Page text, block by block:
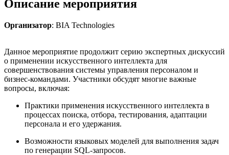
Описание мероприятия
Организатор: BIA Technologies
Данное мероприятие продолжит серию экспертных дискуссий
о применении искусственного интеллекта для
совершенствования системы управления персоналом и
бизнес-командами. Участники обсудят многие важные
вопросы, включая:
Практики применения искусственного интеллекта в
процессах поиска, отбора, тестирования, адаптации
персонала и его удержания.
Возможности языковых моделей для выполнения задач
по генерации SQL-запросов.